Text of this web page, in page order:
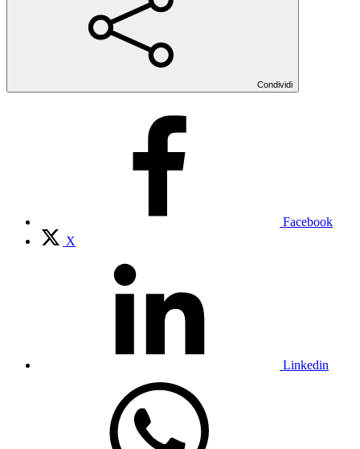
Condividi
Facebook
X
Linkedin